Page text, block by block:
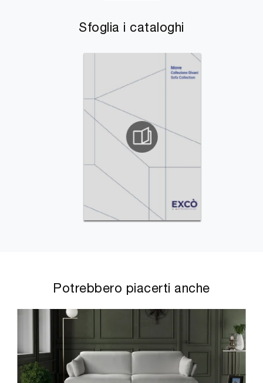
Sfoglia i cataloghi
Potrebbero piacerti anche